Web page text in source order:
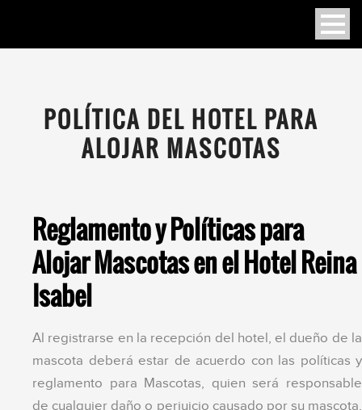
POLÍTICA DEL HOTEL PARA
ALOJAR MASCOTAS
Reglamento y Políticas para
Alojar Mascotas en el Hotel Reina
Isabel
Al registrarse en la recepción del hotel, el dueño de la
mascota deberá estar de acuerdo con las políticas y
reglamento para Mascotas, quien será responsable
de cualquier daño o perjuicio causado por su mascota,